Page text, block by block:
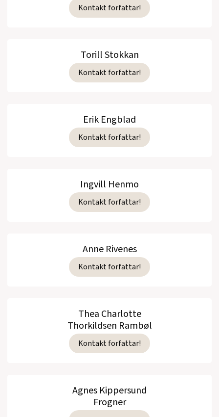
Kontakt forfattar!
Torill Stokkan
Kontakt forfattar!
Erik Engblad
Kontakt forfattar!
Ingvill Henmo
Kontakt forfattar!
Anne Rivenes
Kontakt forfattar!
Thea Charlotte
Thorkildsen Rambøl
Kontakt forfattar!
Agnes Kippersund
Frogner